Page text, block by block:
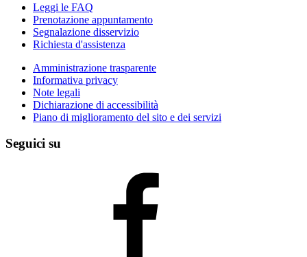
Leggi le FAQ
Prenotazione appuntamento
Segnalazione disservizio
Richiesta d'assistenza
Amministrazione trasparente
Informativa privacy
Note legali
Dichiarazione di accessibilità
Piano di miglioramento del sito e dei servizi
Seguici su